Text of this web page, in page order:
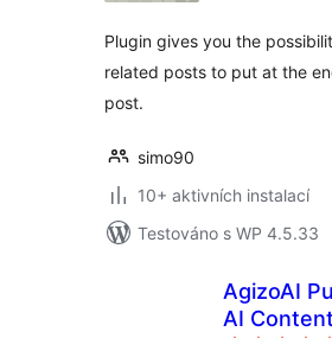
Plugin gives you the
related posts to put at the
post.
simo90
10+ aktivních instalací
Testováno s WP 4.5.33
AgizoAI
AI